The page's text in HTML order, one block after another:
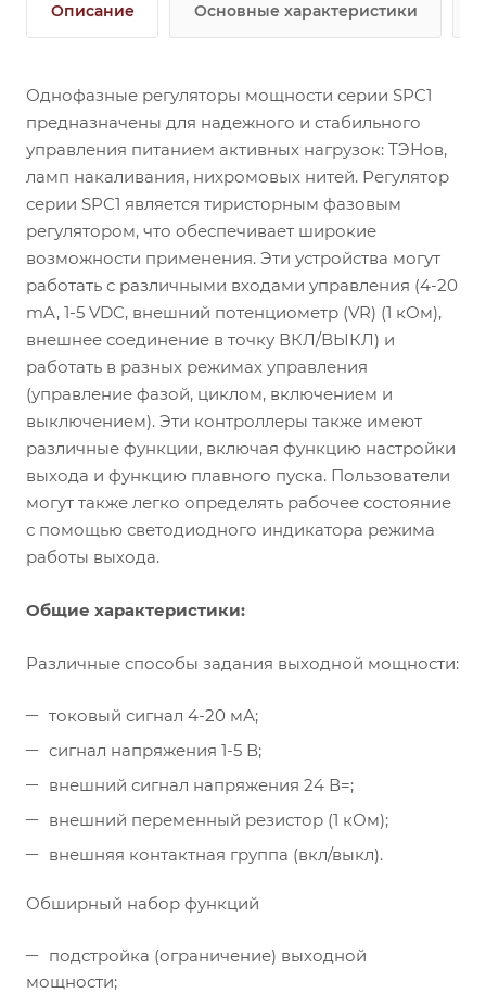
Описание Основные характеристики
Однофазные регуляторы мощности серии SPC1
предназначены для надежного и стабильного
управления питанием активных нагрузок: ТЭНов,
ламп накаливания, нихромовых нитей. Регулятор
серии SPC1 является тиристорным фазовым
регулятором, что обеспечивает широкие
возможности применения. Эти устройства могут
работать с различными входами управления (4-20
mA, 1-5 VDC, внешний потенциометр (VR) (1 кОм),
внешнее соединение в точку ВКЛ/ВЫКЛ) и
работать в разных режимах управления
(управление фазой, циклом, включением и
выключением). Эти контроллеры также имеют
различные функции, включая функцию настройки
выхода и функцию плавного пуска. Пользователи
могут также легко определять рабочее состояние
с помощью светодиодного индикатора режима
работы выхода.
Общие характеристики:
Различные способы задания выходной мощности:
токовый сигнал 4-20 мА;
сигнал напряжения 1-5 В;
внешний сигнал напряжения 24 В=;
внешний переменный резистор (1 кОм);
внешняя контактная группа (вкл/выкл).
Обширный набор функций
подстройка (ограничение) выходной
мощности;